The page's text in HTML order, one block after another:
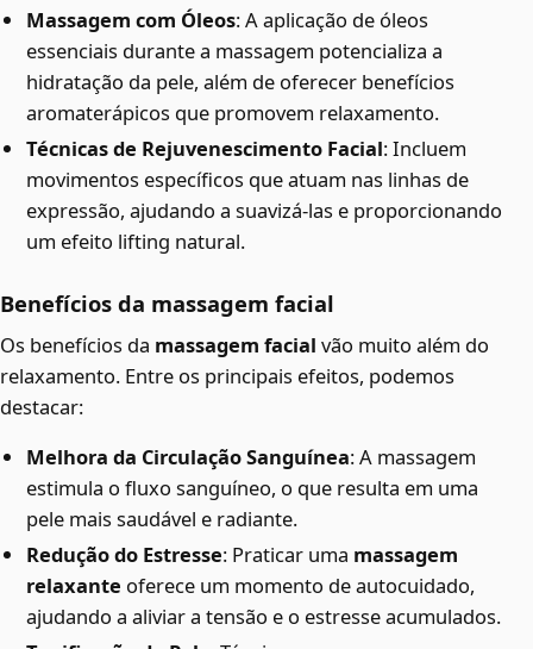
Massagem com Óleos: A aplicação de óleos
essenciais durante a massagem potencializa a
hidratação da pele, além de oferecer benefícios
aromaterápicos que promovem relaxamento.
Técnicas de Rejuvenescimento Facial: Incluem
movimentos específicos que atuam nas linhas de
expressão, ajudando a suavizá-las e proporcionando
um efeito lifting natural.
Benefícios da massagem facial
Os benefícios da massagem facial vão muito além do
relaxamento. Entre os principais efeitos, podemos
destacar:
Melhora da Circulação Sanguínea: A massagem
estimula o fluxo sanguíneo, o que resulta em uma
pele mais saudável e radiante.
Redução do Estresse: Praticar uma massagem
relaxante oferece um momento de autocuidado,
ajudando a aliviar a tensão e o estresse acumulados.